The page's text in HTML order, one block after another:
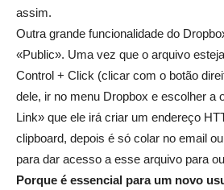
assim.
Outra grande funcionalidade do
«Public». Uma vez que o arquivo
Control + Click (clicar com o botão
dele, ir no menu Dropbox e escolher a
Link» que ele irá criar um endereço
clipboard, depois é só colar no email
para dar acesso a esse arquivo para
Porque é essencial para um novo